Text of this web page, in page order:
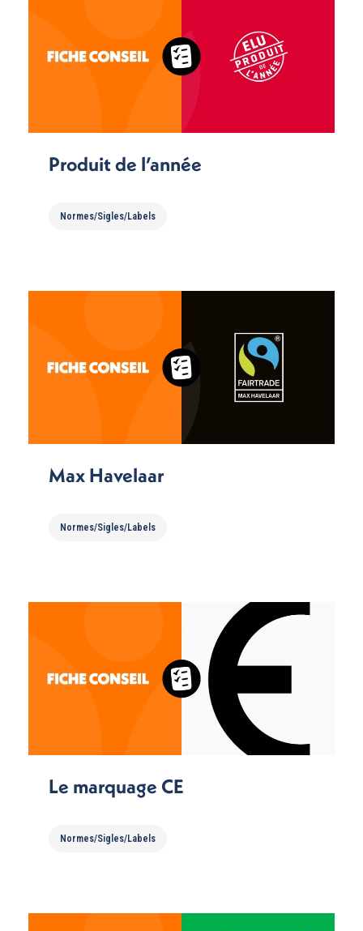
Produit de l’année
Normes/Sigles/Labels
Max Havelaar
Normes/Sigles/Labels
Le marquage CE
Normes/Sigles/Labels